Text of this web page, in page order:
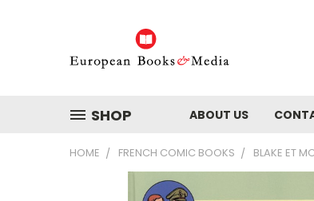
SHOP ABOUT US
HOME FRENCH COMIC BOOKS BLAKE ET